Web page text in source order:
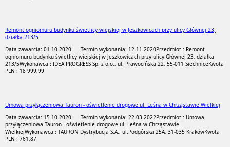
Remont ogniomuru budynku świetlicy wiejskiej w Jeszkowicach przy ulicy Głównej 23,
działka 213/5
Data zawarcia: 01.10.2020 Termin wykonania: 12.11.2020Przedmiot : Remont
ogniomuru budynku świetlicy wiejskiej w Jeszkowicach przy ulicy Głównej 23, działka
213/5Wykonawca : IDEA PROGRESS Sp. z o.o., ul. Prawocińska 22, 55-011 SiechniceKwota
PLN : 18 999,99
Umowa przyłączeniowa Tauron - oświetlenie drogowe ul. Leśna w Chrząstawie Wielkiej
Data zawarcia: 15.10.2020 Termin wykonania: 22.03.2022Przedmiot : Umowa
przyłączeniowa Tauron - oświetlenie drogowe ul. Leśna w Chrząstawie
WielkiejWykonawca : TAURON Dystrybucja S.A., ul.Podgórska 25A, 31-035 KrakówKwota
PLN : 761,87